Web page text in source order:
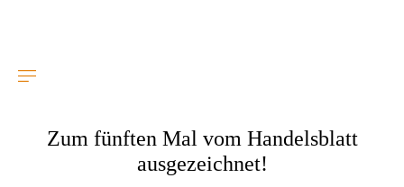
Skip to contentZum fünften Mal vom Handelsblatt
ausgezeichnet!